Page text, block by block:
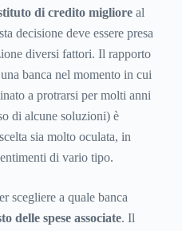
di credito migliore al
decisione deve essere presa
diversi fattori. Il rapporto
banca nel momento in cui
a protrarsi per molti anni
di alcune soluzioni) è
sia molto oculata, in
di vario tipo.
scegliere a quale banca
delle spese associate. Il